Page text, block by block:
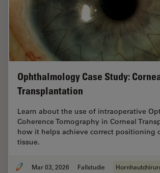
Ophthalmology Case Study:
Transplantation
Learn about the use of intraoperative
Coherence Tomography in Corneal
how it helps achieve correct positioning
tissue.
Mar 03, 2026 Fallstudie